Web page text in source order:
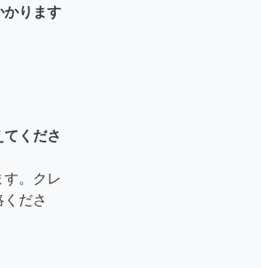
かります
くださ
。クレ
ださ